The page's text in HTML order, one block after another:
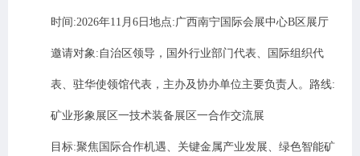
时间 :2026年11 月 6 日地点: 广西南宁国际会展中心B 区展厅
邀请对象 : 自治区领导，国外行业部门代表、国际组织代
表、驻华使领馆代表，主办及协办单位主要负责人。路线:
矿业形象展区一技术装备展区一合作交流展
目标:聚焦国际合作机遇、关键金属产业发展、绿色智能矿